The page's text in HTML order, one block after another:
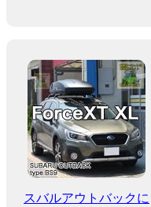
スバルアウトバックに